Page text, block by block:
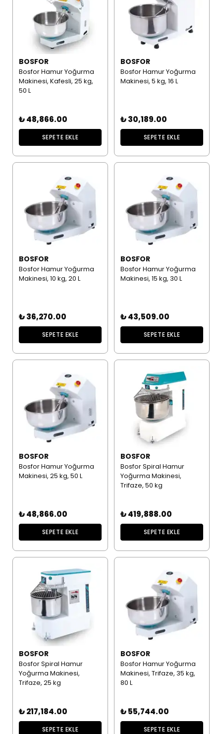
BOSFOR
Bosfor Hamur Yoğurma
Makinesi, Kafesli, 25 kg,
50 L
₺ 48,866.00
SEPETE EKLE
BOSFOR
Bosfor Hamur Yoğurma
Makinesi, 5 kg, 16 L
₺ 30,189.00
SEPETE EKLE
BOSFOR
Bosfor Hamur Yoğurma
Makinesi, 10 kg, 20 L
₺ 36,270.00
SEPETE EKLE
BOSFOR
Bosfor Hamur Yoğurma
Makinesi, 15 kg, 30 L
₺ 43,509.00
SEPETE EKLE
BOSFOR
Bosfor Hamur Yoğurma
Makinesi, 25 kg, 50 L
₺ 48,866.00
SEPETE EKLE
BOSFOR
Bosfor Spiral Hamur
Yoğurma Makinesi,
Trifaze, 50 kg
₺ 419,888.00
SEPETE EKLE
BOSFOR
Bosfor Spiral Hamur
Yoğurma Makinesi,
Trifaze, 25 kg
₺ 217,184.00
SEPETE EKLE
BOSFOR
Bosfor Hamur Yoğurma
Makinesi, Trifaze, 35 kg,
80 L
₺ 55,744.00
SEPETE EKLE